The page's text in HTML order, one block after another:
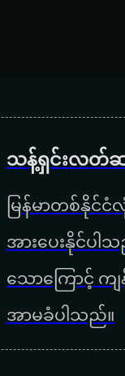
သန့်ရှင်းလတ်ဆ
မြန်မာတစ်နိုင်
အားပေးနိုင်ပါ
သောကြောင့်
အာမခံပါသည်။